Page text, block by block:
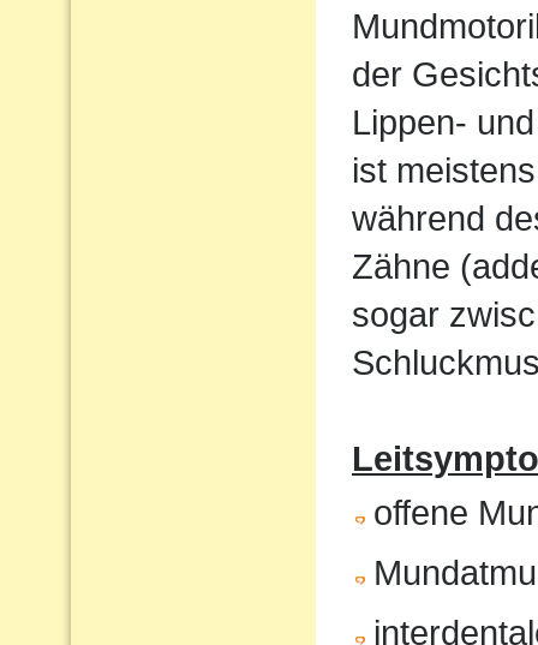
der
Lippen-
ist
während
Zähne
sogar
offene